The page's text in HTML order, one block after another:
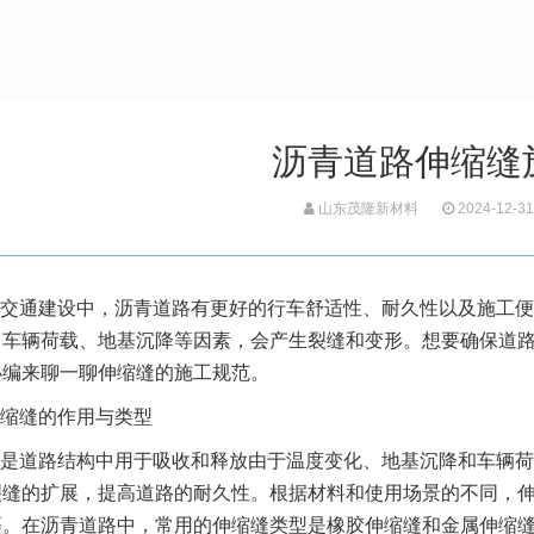
沥青道路伸缩缝
山东茂隆新材料 2024-12-31
通建设中，沥青道路有更好的行车舒适性、耐久性以及施工
辆荷载、地基沉降等因素，会产生裂缝和变形。想要确保道
来聊一聊伸缩缝的施工规范。
缝的作用与类型
道路结构中用于吸收和释放由于温度变化、地基沉降和车辆
的扩展，提高道路的耐久性。根据材料和使用场景的不同，
在沥青道路中，常用的伸缩缝类型是橡胶伸缩缝和金属伸缩